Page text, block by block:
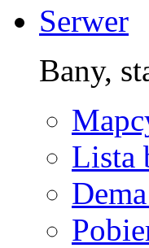
Serwer
Bany,
Lista